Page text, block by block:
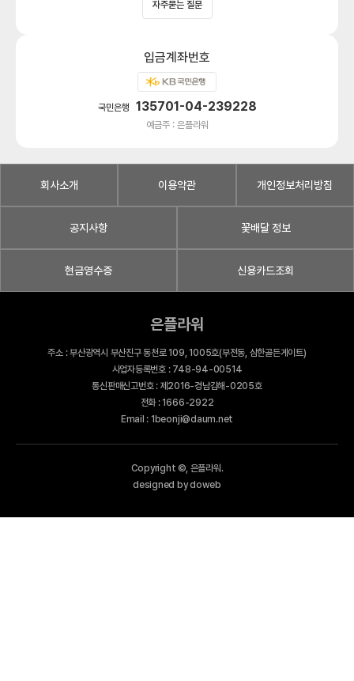
자주묻는 질문
입금계좌번호
국민은행 135701-04-239228
예금주 : 은플라워
회사소개 이용약관 개인정보처리방침
공지사항 꽃배달 정보
현금영수증 신용카드조회
은플라워
주소 : 부산광역시 부산진구 동천로 109, 1005호(부전동, 삼한골든게이트)
사업자등록번호 : 748-94-00514
통신판매신고번호 : 제2016-경남김해-0205호
전화 : 1666-2922
Email : 1beonji@daum.net
Copyright ©, 은플라워.
designed by doweb